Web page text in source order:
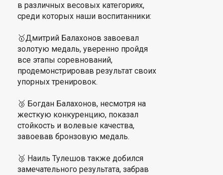
в различных весовых категориях,
среди которых наши воспитанники:
🥇Дмитрий Балахонов завоевал
золотую медаль, уверенно пройдя
все этапы соревнований,
продемонстрировав результат своих
упорных тренировок.
🥉 Богдан Балахонов, несмотря на
жесткую конкуренцию, показал
стойкость и волевые качества,
завоевав бронзовую медаль.
🥉 Наиль Тулешов также добился
замечательного результата, забрав